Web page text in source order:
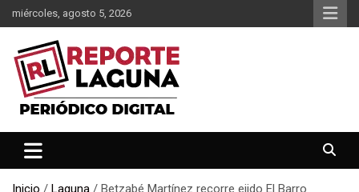
Saltar
al
contenido
miércoles, agosto 5, 2026
Reporte Laguna
Inicio Laguna Betzabé Martínez recorre ejido El Barro